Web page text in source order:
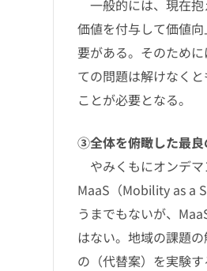
一般的には、現在抱
価値を付与して価値
要がある。そのため
ての問題は解けなく
ことが必要となる。
③全体を俯瞰した最良
やみくもにオンデマ
MaaS（Mobility as a
うまでもないが、
はない。地域の課題
の（代替案）を実験